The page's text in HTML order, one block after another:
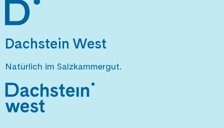
Dachstein West
Natürlich im Salzkammergut.